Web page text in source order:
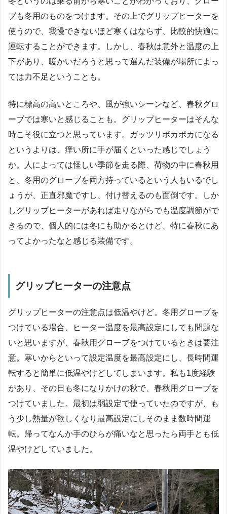
ブも冬用のものをつけます。その上でグリップヒーターを
使うので、我慢できないほど寒くはならず、比較的快適に
運転することができます。しかし、春秋は意外と温度の上
下があり、暖かいだろうと思って選んだ装備が場所によっ
ては力不足ということも。
特に標高の高いところや、風が強いシーンなど、春秋グロ
ーブでは寒いと感じることも。グリップヒーターはそんな
時こそ役に立つと思っています。ガッツリポカポカになる
というよりは、痒い所に手が届くといった感じでしょう
か。人によっては怪しい季節を走る際、荷物の中に春秋用
と、冬用のグローブを両方持っているという人もいるでし
ょうが、正直邪魔ですし、付け替えるのも面倒です。しか
しグリップヒーターがあれば走りながらでも温度調節がで
きるので、個人的には冬にも助かるとけど、特に春秋にあ
ってよかったなと感じる装備です。
グリップヒーターの注意点
グリップヒーターの注意点は低温やけど。冬用グローブを
つけている場合、ヒーター温度を最高設定にしても問題な
いと思いますが、春秋用グローブをつけているときは要注
意。寒いからといって設定温度を最高設定にし、長時間運
転すると簡単に低温やけどしてしまいます。私も1度経験
があり、その日も冬になりかけの秋で、春秋用グローブを
つけていました。最初は弱設定で使っていたのですが、も
う少し熱量が欲しくなり最高設定にしそのまま数時間運
転。帰ってなんか手のひらが痛いなと思ったら両手とも低
温やけどしていました。